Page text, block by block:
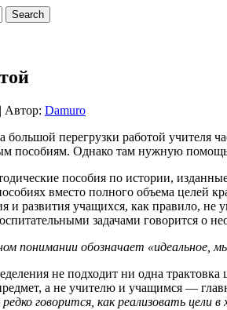
| Автор: Damuro
большой перегрузки работой учителя
пособиям. Однако там нужную помощь
пособия по истории,
вместо полного объема целей
и развития учащихся, как правило,
задачами говорится о
понимании обозначает «идеальное,
не подходит ни одна
а не учителю и учащимся —
редко говорится, как реализовать цели